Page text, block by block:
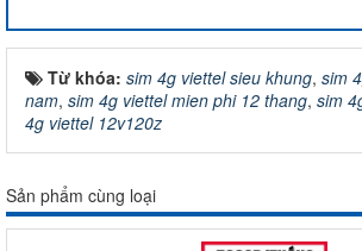
Từ khóa: sim 4g viettel sieu khung, sim
nam, sim 4g viettel mien phi 12 thang, sim
4g viettel 12v120z
Sản phẩm cùng loại